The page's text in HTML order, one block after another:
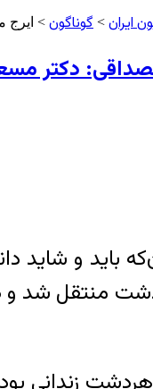
ایران > گوناگون > ایرج
دکتر
اوین به زیر شکنجه رفت. در